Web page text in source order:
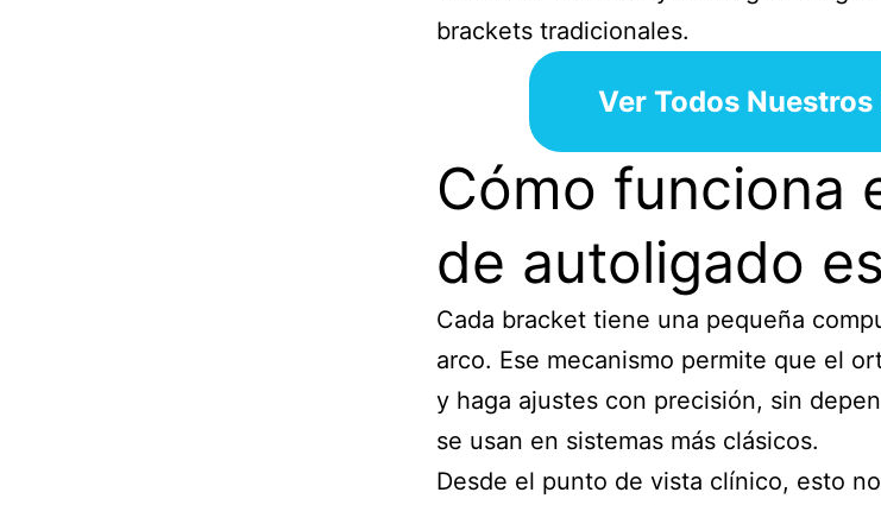
brackets tradicionales.
Ver Todos Nuestros
Cómo funciona
de autoligado
Cada bracket tiene una pequeña
arco. Ese mecanismo permite que el
y haga ajustes con precisión, sin
se usan en sistemas más clásicos.
Desde el punto de vista clínico, esto